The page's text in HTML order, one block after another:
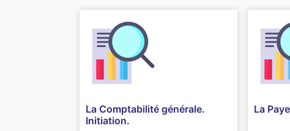
La Comptabilité générale.
Initiation.
La